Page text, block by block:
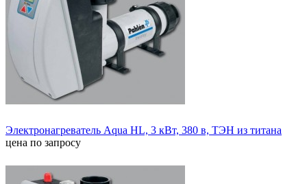
Электронагреватель Aqua HL, 3 кВт, 380 в, ТЭН из титана
цена по запросу